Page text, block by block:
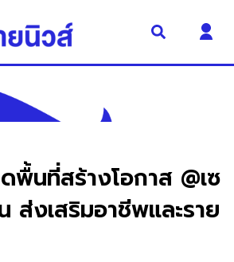
พื้นที่สร้างโอกาส @เซ
ส่งเสริมอาชีพและราย